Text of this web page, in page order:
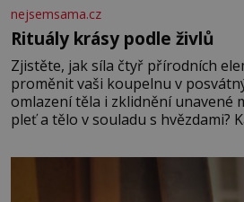
nejsemsama.cz
Rituály krásy podle živlů
Zjistěte, jak síla čtyř přírodních
proměnit vaši koupelnu v
omlazení těla i zklidnění unavené
pleť a tělo v souladu s hvězdami?
povaze, ale i v potřebách naší
Ženy narozené ve znamení
nesou žár, odvahu a neutuchající